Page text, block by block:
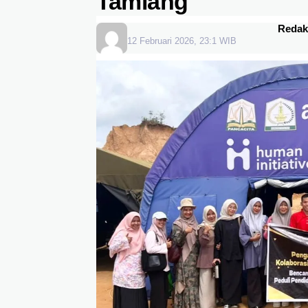
12 Februari 2026, 23:1 WIB